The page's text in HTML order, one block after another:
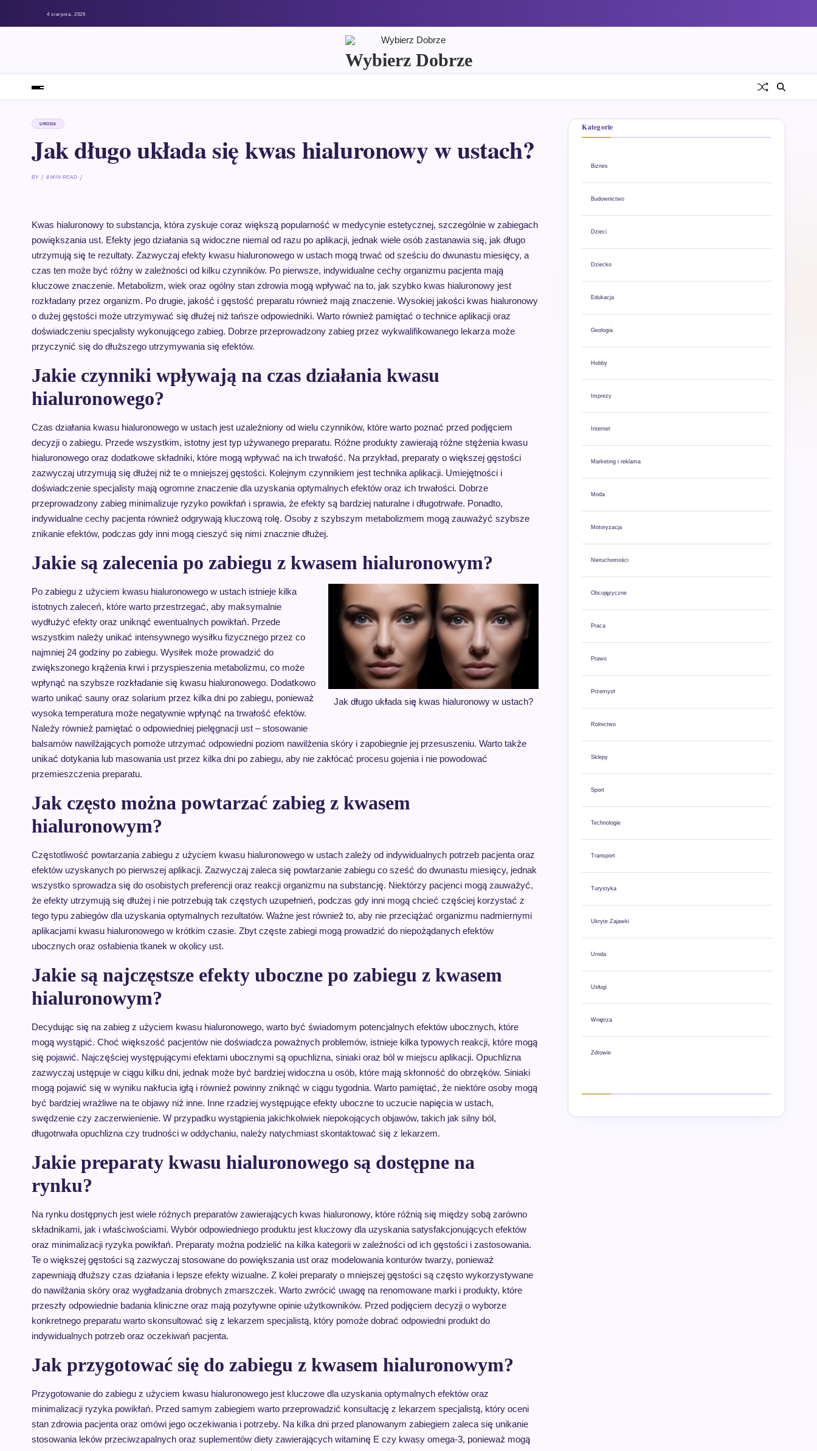
4 sierpnia, 2026
Wybierz Dobrze
URODA
Jak długo układa się kwas hialuronowy w ustach?
BY 8 MIN READ
Kwas hialuronowy to substancja, która zyskuje coraz większą popularność w medycynie estetycznej, szczególnie w zabiegach
powiększania ust. Efekty jego działania są widoczne niemal od razu po aplikacji, jednak wiele osób zastanawia się, jak długo
utrzymują się te rezultaty. Zazwyczaj efekty kwasu hialuronowego w ustach mogą trwać od sześciu do dwunastu miesięcy, a
czas ten może być różny w zależności od kilku czynników. Po pierwsze, indywidualne cechy organizmu pacjenta mają
kluczowe znaczenie. Metabolizm, wiek oraz ogólny stan zdrowia mogą wpływać na to, jak szybko kwas hialuronowy jest
rozkładany przez organizm. Po drugie, jakość i gęstość preparatu również mają znaczenie. Wysokiej jakości kwas hialuronowy
o dużej gęstości może utrzymywać się dłużej niż tańsze odpowiedniki. Warto również pamiętać o technice aplikacji oraz
doświadczeniu specjalisty wykonującego zabieg. Dobrze przeprowadzony zabieg przez wykwalifikowanego lekarza może
przyczynić się do dłuższego utrzymywania się efektów.
Jakie czynniki wpływają na czas działania kwasu
hialuronowego?
Czas działania kwasu hialuronowego w ustach jest uzależniony od wielu czynników, które warto poznać przed podjęciem
decyzji o zabiegu. Przede wszystkim, istotny jest typ używanego preparatu. Różne produkty zawierają różne stężenia kwasu
hialuronowego oraz dodatkowe składniki, które mogą wpływać na ich trwałość. Na przykład, preparaty o większej gęstości
zazwyczaj utrzymują się dłużej niż te o mniejszej gęstości. Kolejnym czynnikiem jest technika aplikacji. Umiejętności i
doświadczenie specjalisty mają ogromne znaczenie dla uzyskania optymalnych efektów oraz ich trwałości. Dobrze
przeprowadzony zabieg minimalizuje ryzyko powikłań i sprawia, że efekty są bardziej naturalne i długotrwałe. Ponadto,
indywidualne cechy pacjenta również odgrywają kluczową rolę. Osoby z szybszym metabolizmem mogą zauważyć szybsze
znikanie efektów, podczas gdy inni mogą cieszyć się nimi znacznie dłużej.
Jakie są zalecenia po zabiegu z kwasem hialuronowym?
Jak długo układa się kwas hialuronowy w ustach?
Po zabiegu z użyciem kwasu hialuronowego w ustach istnieje kilka
istotnych zaleceń, które warto przestrzegać, aby maksymalnie
wydłużyć efekty oraz uniknąć ewentualnych powikłań. Przede
wszystkim należy unikać intensywnego wysiłku fizycznego przez co
najmniej 24 godziny po zabiegu. Wysiłek może prowadzić do
zwiększonego krążenia krwi i przyspieszenia metabolizmu, co może
wpłynąć na szybsze rozkładanie się kwasu hialuronowego. Dodatkowo
warto unikać sauny oraz solarium przez kilka dni po zabiegu, ponieważ
wysoka temperatura może negatywnie wpłynąć na trwałość efektów.
Należy również pamiętać o odpowiedniej pielęgnacji ust – stosowanie
balsamów nawilżających pomoże utrzymać odpowiedni poziom nawilżenia skóry i zapobiegnie jej przesuszeniu. Warto także
unikać dotykania lub masowania ust przez kilka dni po zabiegu, aby nie zakłócać procesu gojenia i nie powodować
przemieszczenia preparatu.
Jak często można powtarzać zabieg z kwasem
hialuronowym?
Częstotliwość powtarzania zabiegu z użyciem kwasu hialuronowego w ustach zależy od indywidualnych potrzeb pacjenta oraz
efektów uzyskanych po pierwszej aplikacji. Zazwyczaj zaleca się powtarzanie zabiegu co sześć do dwunastu miesięcy, jednak
wszystko sprowadza się do osobistych preferencji oraz reakcji organizmu na substancję. Niektórzy pacjenci mogą zauważyć,
że efekty utrzymują się dłużej i nie potrzebują tak częstych uzupełnień, podczas gdy inni mogą chcieć częściej korzystać z
tego typu zabiegów dla uzyskania optymalnych rezultatów. Ważne jest również to, aby nie przeciążać organizmu nadmiernymi
aplikacjami kwasu hialuronowego w krótkim czasie. Zbyt częste zabiegi mogą prowadzić do niepożądanych efektów
ubocznych oraz osłabienia tkanek w okolicy ust.
Jakie są najczęstsze efekty uboczne po zabiegu z kwasem
hialuronowym?
Decydując się na zabieg z użyciem kwasu hialuronowego, warto być świadomym potencjalnych efektów ubocznych, które
mogą wystąpić. Choć większość pacjentów nie doświadcza poważnych problemów, istnieje kilka typowych reakcji, które mogą
się pojawić. Najczęściej występującymi efektami ubocznymi są opuchlizna, siniaki oraz ból w miejscu aplikacji. Opuchlizna
zazwyczaj ustępuje w ciągu kilku dni, jednak może być bardziej widoczna u osób, które mają skłonność do obrzęków. Siniaki
mogą pojawić się w wyniku nakłucia igłą i również powinny zniknąć w ciągu tygodnia. Warto pamiętać, że niektóre osoby mogą
być bardziej wrażliwe na te objawy niż inne. Inne rzadziej występujące efekty uboczne to uczucie napięcia w ustach,
swędzenie czy zaczerwienienie. W przypadku wystąpienia jakichkolwiek niepokojących objawów, takich jak silny ból,
długotrwała opuchlizna czy trudności w oddychaniu, należy natychmiast skontaktować się z lekarzem.
Jakie preparaty kwasu hialuronowego są dostępne na
rynku?
Na rynku dostępnych jest wiele różnych preparatów zawierających kwas hialuronowy, które różnią się między sobą zarówno
składnikami, jak i właściwościami. Wybór odpowiedniego produktu jest kluczowy dla uzyskania satysfakcjonujących efektów
oraz minimalizacji ryzyka powikłań. Preparaty można podzielić na kilka kategorii w zależności od ich gęstości i zastosowania.
Te o większej gęstości są zazwyczaj stosowane do powiększania ust oraz modelowania konturów twarzy, ponieważ
zapewniają dłuższy czas działania i lepsze efekty wizualne. Z kolei preparaty o mniejszej gęstości są często wykorzystywane
do nawilżania skóry oraz wygładzania drobnych zmarszczek. Warto zwrócić uwagę na renomowane marki i produkty, które
przeszły odpowiednie badania kliniczne oraz mają pozytywne opinie użytkowników. Przed podjęciem decyzji o wyborze
konkretnego preparatu warto skonsultować się z lekarzem specjalistą, który pomoże dobrać odpowiedni produkt do
indywidualnych potrzeb oraz oczekiwań pacjenta.
Jak przygotować się do zabiegu z kwasem hialuronowym?
Przygotowanie do zabiegu z użyciem kwasu hialuronowego jest kluczowe dla uzyskania optymalnych efektów oraz
minimalizacji ryzyka powikłań. Przed samym zabiegiem warto przeprowadzić konsultację z lekarzem specjalistą, który oceni
stan zdrowia pacjenta oraz omówi jego oczekiwania i potrzeby. Na kilka dni przed planowanym zabiegiem zaleca się unikanie
stosowania leków przeciwzapalnych oraz suplementów diety zawierających witaminę E czy kwasy omega-3, ponieważ mogą
Kategorie
Biznes
Budownictwo
Dzieci
Dziecko
Edukacja
Geologia
Hobby
Imprezy
Internet
Marketing i reklama
Moda
Motoryzacja
Nieruchomości
Obcojęzyczne
Praca
Prawo
Przemysł
Rolnictwo
Sklepy
Sport
Technologie
Transport
Turystyka
Ukryte Zajawki
Uroda
Usługi
Wnętrza
Zdrowie